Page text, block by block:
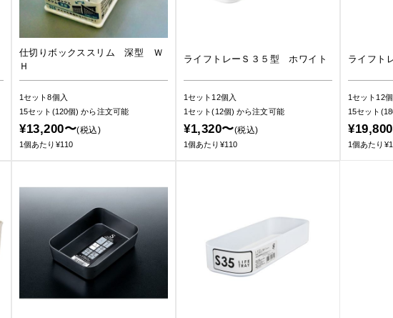
仕切りボックススリム 深型 Ｗ
Ｈ
1セット8個入
15セット(120個)から注文可能
¥13,200〜(税込)
1個あたり¥110
ライフトレーＳ３５型 ホワイト
1セット12個入
1セット(12個)から注文可能
¥1,320〜(税込)
1個あたり¥110
ライフト
1セット12
15セット
1個あたり